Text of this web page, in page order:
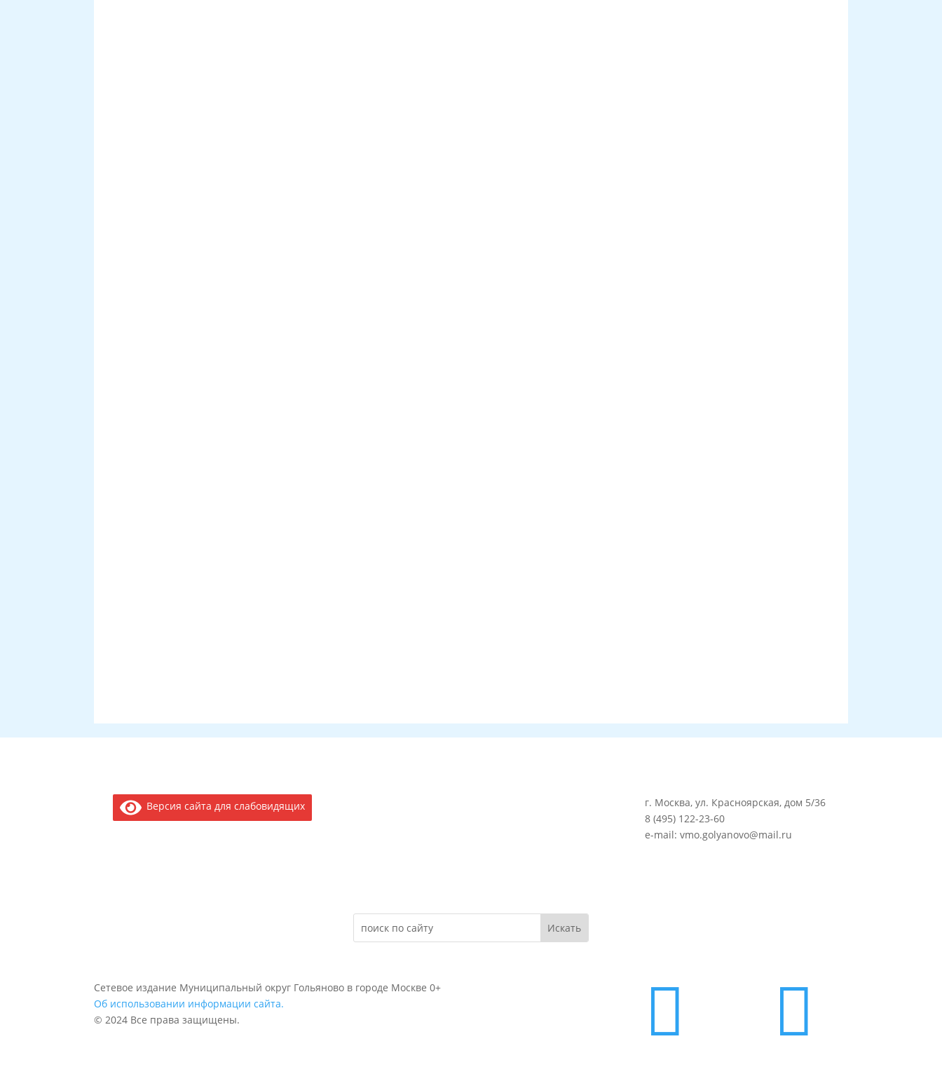
Версия сайта для слабовидящих
г. Москва, ул. Красноярская, дом 5/36
8 (495) 122-23-60
e-mail: vmo.golyanovo@mail.ru
Сетевое издание Муниципальный округ Гольяново в городе Москве 0+
Об использовании информации сайта.
© 2024 Все права защищены.
 